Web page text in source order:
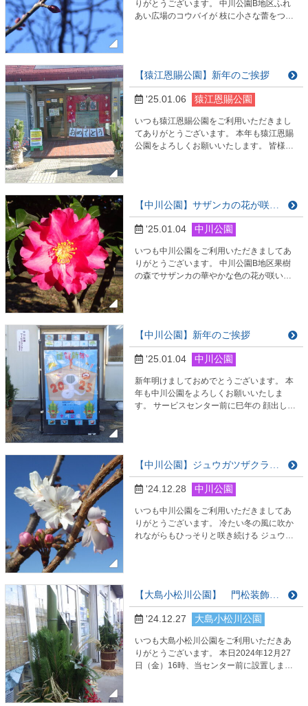
りがとうございます。 中川公園B地区ふれ
あい広場のコウバイが 枝に小さな蕾をつけ
ます。
【猿江恩賜公園】新年のご挨拶
'25.01.06 猿江恩賜公園
いつも猿江恩賜公園をご利用いただきまし
てありがとうございます。 本年も猿江恩賜
公園をよろしくお願いいたします。 皆様の
【中川公園】サザンカの花が咲いています
'25.01.04 中川公園
いつも中川公園をご利用いただきましてあ
りがとうございます。 中川公園B地区果樹
の森でサザンカの華やかな色の花が咲いて
【中川公園】新年のご挨拶
'25.01.04 中川公園
新年明けましておめでとうございます。 本
年も中川公園をよろしくお願いいたしま
す。 サービスセンター前に巳年の 顔出しパ
【中川公園】ジュウガツザクラの花が年を越せそうです
'24.12.28 中川公園
いつも中川公園をご利用いただきましてあ
りがとうございます。 冷たい冬の風に吹か
れながらもひっそりと咲き続ける ジュウガ
力してまいりますので どうぞよろしくお願
いいたします。
【大島小松川公園】 門松装飾 / 新春準備
'24.12.27 大島小松川公園
いつも大島小松川公園をご利用いただきあ
りがとうございます。 本日2024年12月27
日（金）16時、当センター前に設置しまし